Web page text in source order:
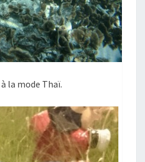
la mode Thaï.